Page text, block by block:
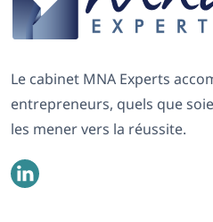
Le cabinet MNA Experts
entrepreneurs, quels que
les mener vers la réussite.